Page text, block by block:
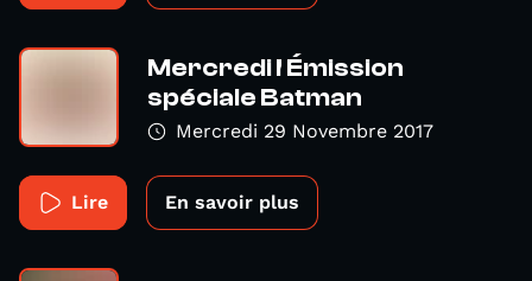
Mercredi ! Émission
spéciale Batman
Mercredi 29 Novembre 2017
Lire En savoir plus